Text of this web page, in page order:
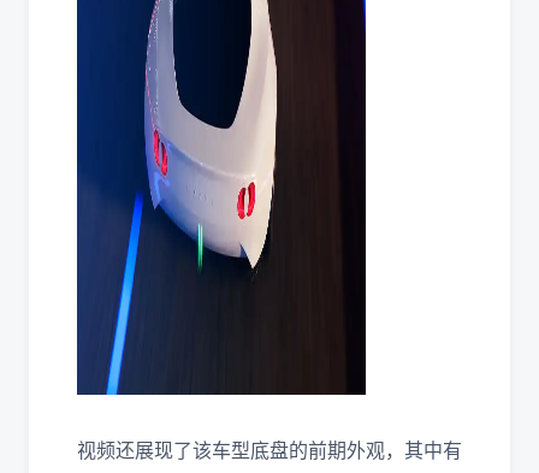
视频还展现了该车型底盘的前期外观，其中有